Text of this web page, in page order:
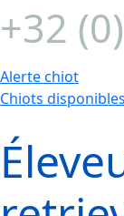
+32
Alerte chiot
Chiots disponibles